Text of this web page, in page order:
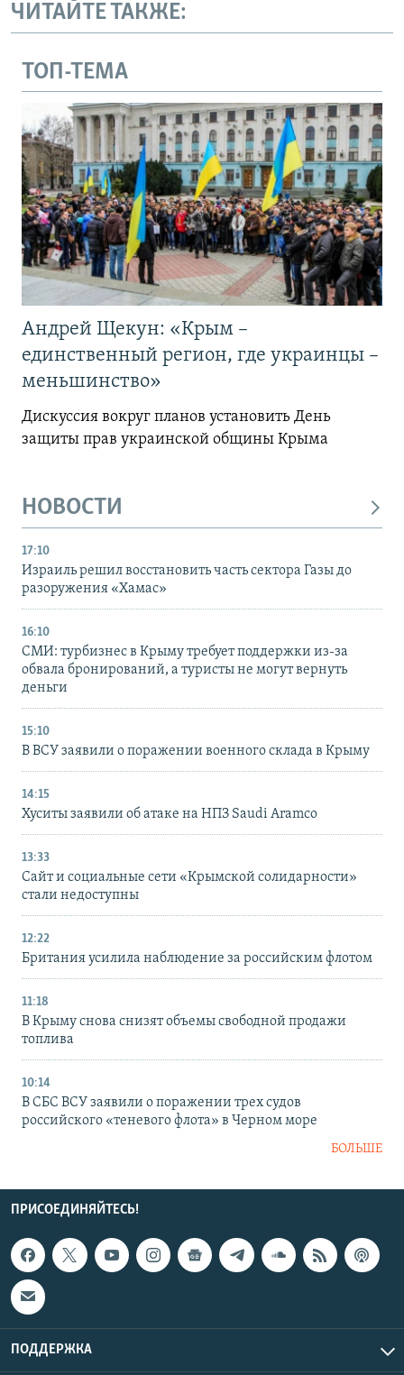
ЧИТАЙТЕ ТАКЖЕ:
ТОП-ТЕМА
Андрей Щекун: «Крым –
единственный регион, где украинцы –
меньшинство»
Дискуссия вокруг планов установить День
защиты прав украинской общины Крыма
НОВОСТИ
17:10
Израиль решил восстановить часть сектора Газы до
разоружения «Хамас»
16:10
СМИ: турбизнес в Крыму требует поддержки из-за
обвала бронирований, а туристы не могут вернуть
деньги
15:10
В ВСУ заявили о поражении военного склада в Крыму
14:15
Хуситы заявили об атаке на НПЗ Saudi Aramco
13:33
Сайт и социальные сети «Крымской солидарности»
стали недоступны
12:22
Британия усилила наблюдение за российским флотом
11:18
В Крыму снова снизят объемы свободной продажи
топлива
10:14
В СБС ВСУ заявили о поражении трех судов
российского «теневого флота» в Черном море
БОЛЬШЕ
ПРИСОЕДИНЯЙТЕСЬ!
ПОДДЕРЖКА